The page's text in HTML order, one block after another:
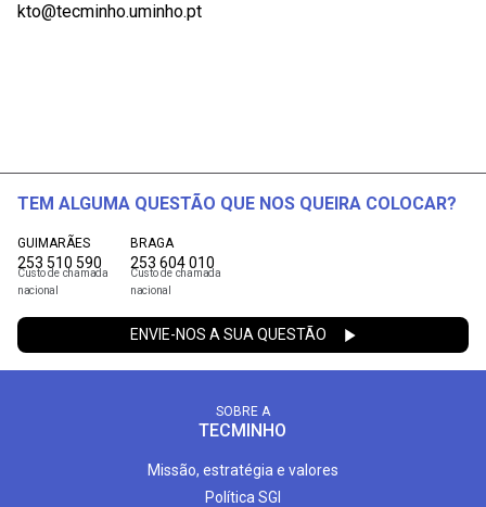
kto@tecminho.uminho.pt
TEM ALGUMA QUESTÃO QUE NOS QUEIRA COLOCAR?
GUIMARÃES
253 510 590
Custo de chamada
nacional
BRAGA
253 604 010
Custo de chamada
nacional
ENVIE-NOS A SUA QUESTÃO
SOBRE A
TECMINHO
Missão, estratégia e valores
Política SGI